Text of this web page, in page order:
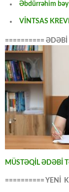
Əbdürrəhim
VİNTSAS
==========
MÜSTƏQİL ƏDƏBİ
========== YENİ